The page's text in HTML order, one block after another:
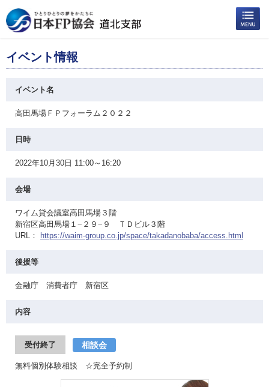
イベント情報
イベント名
高田馬場ＦＰフォーラム２０２２
日時
2022年10月30日 11:00～16:20
会場
ワイム貸会議室高田馬場３階
新宿区高田馬場１−２９−９ ＴＤビル３階
URL：
https://waim-group.co.jp/space/takadanobaba/access.html
後援等
金融庁 消費者庁 新宿区
内容
受付終了 相談会
無料個別体験相談 ☆完全予約制